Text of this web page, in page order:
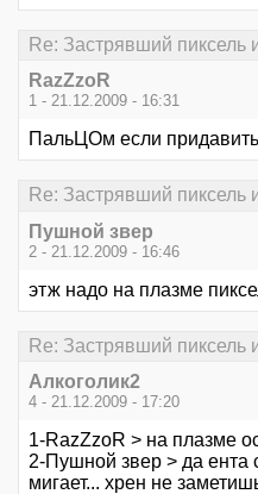
Re: Застрявший пиксель
RazZzoR
1 - 21.12.2009 - 16:31
ПальЦОм если
Re: Застрявший пиксель
Пушной звер
2 - 21.12.2009 - 16:46
этж надо на плазме
Re: Застрявший пиксель
Алкоголик2
4 - 21.12.2009 - 17:20
1-RazZzoR > на плазме
2-Пушной звер > да ента
мигает... хрен не